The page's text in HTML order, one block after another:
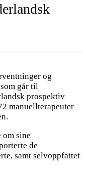
og
går til
prospektiv
manuellterapeuter
om sine
de
samt selvoppfattet